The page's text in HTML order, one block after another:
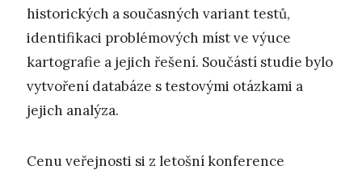
historických a současných variant testů,
identifikaci problémových míst ve výuce
kartografie a jejich řešení. Součástí studie bylo
vytvoření databáze s testovými otázkami a
jejich analýza.
Cenu veřejnosti si z letošní konference